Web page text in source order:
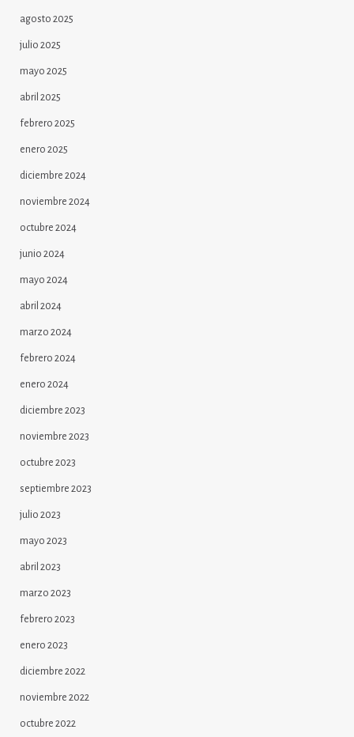
agosto 2025
julio 2025
mayo 2025
abril 2025
febrero 2025
enero 2025
diciembre 2024
noviembre 2024
octubre 2024
junio 2024
mayo 2024
abril 2024
marzo 2024
febrero 2024
enero 2024
diciembre 2023
noviembre 2023
octubre 2023
septiembre 2023
julio 2023
mayo 2023
abril 2023
marzo 2023
febrero 2023
enero 2023
diciembre 2022
noviembre 2022
octubre 2022